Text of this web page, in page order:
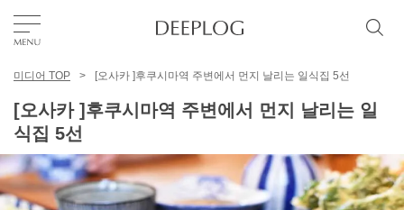
TOP
에리어
미디어 TOP [오사카 ]후쿠시마역 주변에서 먼지 날리는 일식집 5선
[오사카 ]후쿠시마역 주변에서 먼지 날리는 일
식집 5선